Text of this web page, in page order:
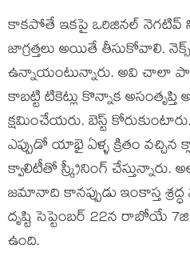
కాకపోతే ఇకపై ఒరిజినల్ నెగటివ్ ని
జాగ్రత్తలు అయితే తీసుకోవాలి.
ఉన్నాయంటున్నారు. అవి చాలా
కాబట్టి టికెట్లు కొన్నాక అసంతృప్తి
క్షమించేయరు. బెస్ట్
ఎప్పుడో యాభై ఏళ్ళ క్రితం
క్వాలిటీతో స్క్రీనింగ్
జమానాది కానప్పుడు ఇంకాస్త
దృష్టి సెప్టెంబర్ 22న రాబోయే
ఉంది.